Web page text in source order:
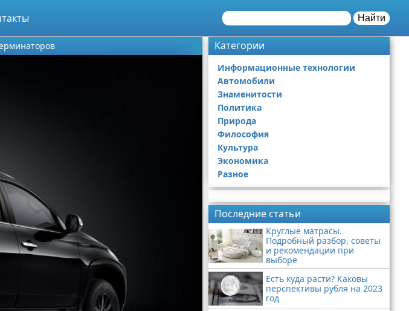
Найти
Категории
Информационные технологии
Автомобили
Знаменитости
Политика
Природа
Философия
Культура
Экономика
Разное
Последние статьи
Круглые матрасы.
Подробный разбор, советы
и рекомендации при
выборе
Есть куда расти? Каковы
перспективы рубля на 2023
год